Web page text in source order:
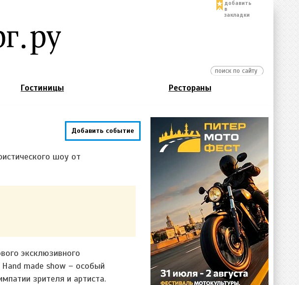
добавить
в
закладки
Гостиницы Рестораны
Добавить событие
шоу от
эксклюзивного
made show – особый
зрителя и артиста.